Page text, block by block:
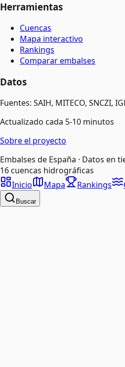
Herramientas
Cuencas
Mapa interactivo
Rankings
Comparar embalses
Datos
Fuentes: SAIH, MITECO, SNCZI,
Actualizado cada 5-10 minutos
Sobre el proyecto
Embalses de España · Datos en
16 cuencas hidrográficas
Inicio
Mapa Rankings
Buscar